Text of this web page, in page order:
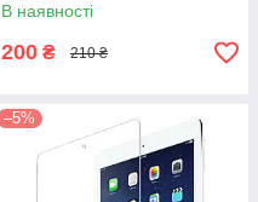
В наявності
200 ₴ 210 ₴
–5%